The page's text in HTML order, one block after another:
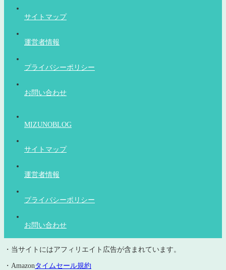
サイトマップ
運営者情報
プライバシーポリシー
お問い合わせ
MIZUNOBLOG
サイトマップ
運営者情報
プライバシーポリシー
お問い合わせ
・当サイトにはアフィリエイト広告が含まれています。
・Amazonタイムセール規約